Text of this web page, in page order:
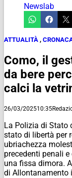
Newslab
ATTUALITÀ ,
Como, il
da bere
calci la
26/03/202510:35
La Polizia di Stato
stato di libertà per
ubriachezza
precedenti penali
una fissa dimora.
di Allontanamento